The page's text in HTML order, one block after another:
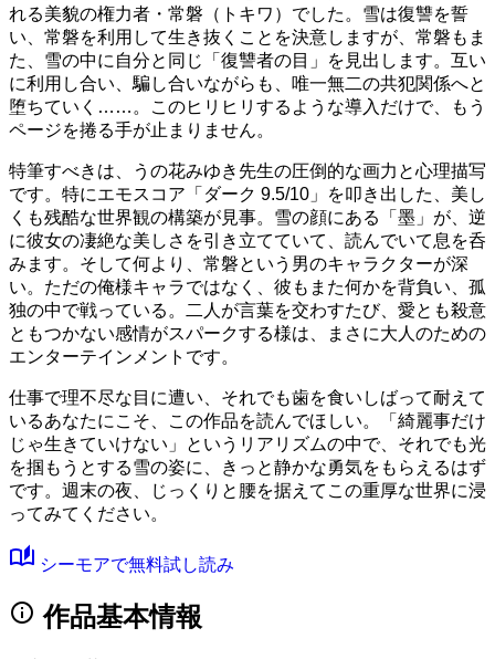
れる美貌の権力者・常磐（トキワ）でした。雪は復讐を誓
い、常磐を利用して生き抜くことを決意しますが、常磐もま
た、雪の中に自分と同じ「復讐者の目」を見出します。互い
に利用し合い、騙し合いながらも、唯一無二の共犯関係へと
堕ちていく……。このヒリヒリするような導入だけで、もう
ページを捲る手が止まりません。
特筆すべきは、うの花みゆき先生の圧倒的な画力と心理描写
です。特にエモスコア「ダーク 9.5/10」
を叩き出した、美し
くも残酷な世界観の構築が見事。雪の顔にある「墨」が、逆
に彼女の凄絶な美しさを引き立てていて、読んでいて息を呑
みます。そして何より、常磐という男のキャラクターが深
い。ただの俺様キャラではなく、彼もまた何かを背負い、孤
独の中で戦っている。二人が言葉を交わすたび、愛とも殺意
ともつかない感情がスパークする様は、まさに大人のための
エンターテインメントです。
仕事で理不尽な目に遭い、それでも歯を食いしばって耐えて
いるあなたにこそ、この作品を読んでほしい。「綺麗事だけ
じゃ生きていけない」というリアリズムの中で、それでも光
を掴もうとする雪の姿に、きっと静かな勇気をもらえるはず
です。週末の夜、じっくりと腰を据えてこの重厚な世界に浸
ってみてください。
auto_stories シーモアで無料試し読み
info 作品基本情報